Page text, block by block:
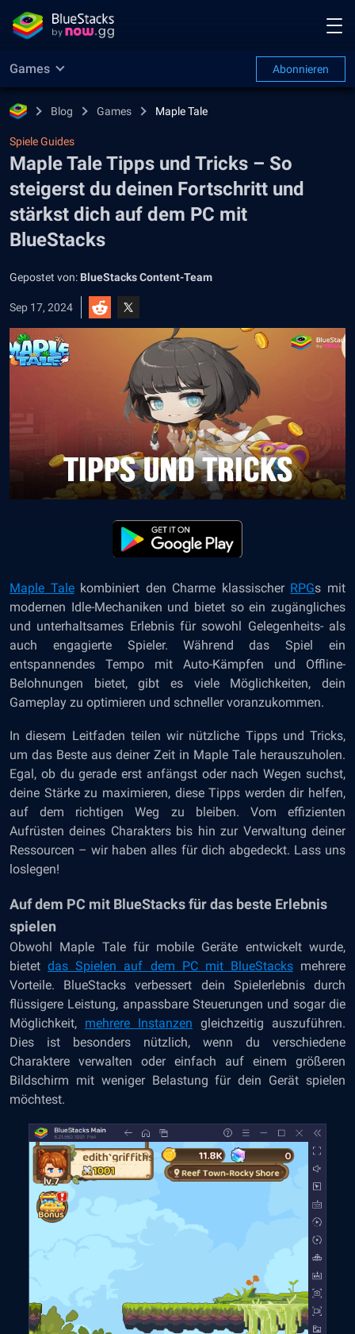
Games Abonnieren
Blog Games Maple Tale
Spiele Guides
Maple Tale Tipps und Tricks – So
steigerst du deinen Fortschritt und
stärkst dich auf dem PC mit
BlueStacks
Gepostet von: BlueStacks Content-Team
Sep 17, 2024
Maple Talekombiniert den Charme klassischer RPGs mit
modernen Idle-Mechaniken und bietet so ein zugängliches
und unterhaltsames Erlebnis für sowohl Gelegenheits- als
auch engagierte Spieler. Während das Spiel ein
entspannendes Tempo mit Auto-Kämpfen und Offline-
Belohnungen bietet, gibt es viele Möglichkeiten, dein
Gameplay zu optimieren und schneller voranzukommen.
In diesem Leitfaden teilen wir nützliche Tipps und Tricks,
um das Beste aus deiner Zeit in Maple Tale herauszuholen.
Egal, ob du gerade erst anfängst oder nach Wegen suchst,
deine Stärke zu maximieren, diese Tipps werden dir helfen,
auf dem richtigen Weg zu bleiben. Vom effizienten
Aufrüsten deines Charakters bis hin zur Verwaltung deiner
Ressourcen – wir haben alles für dich abgedeckt. Lass uns
loslegen!
Auf dem PC mit BlueStacks für das beste Erlebnis
spielen
Obwohl Maple Tale für mobile Geräte entwickelt wurde,
bietetdas Spielen auf dem PC mit BlueStacksmehrere
Vorteile. BlueStacks verbessert dein Spielerlebnis durch
flüssigere Leistung, anpassbare Steuerungen und sogar die
Möglichkeit, mehrere Instanzen gleichzeitig auszuführen.
Dies ist besonders nützlich, wenn du verschiedene
Charaktere verwalten oder einfach auf einem größeren
Bildschirm mit weniger Belastung für dein Gerät spielen
möchtest.